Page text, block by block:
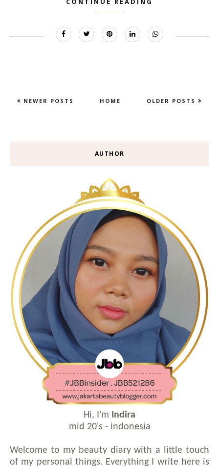
NEWER POSTS OLDER POSTS
HOME
AUTHOR
Hi, I'm Indira
mid 20's - indonesia
Welcome to my beauty diary with a little touch
of my personal things. Everything I write here is